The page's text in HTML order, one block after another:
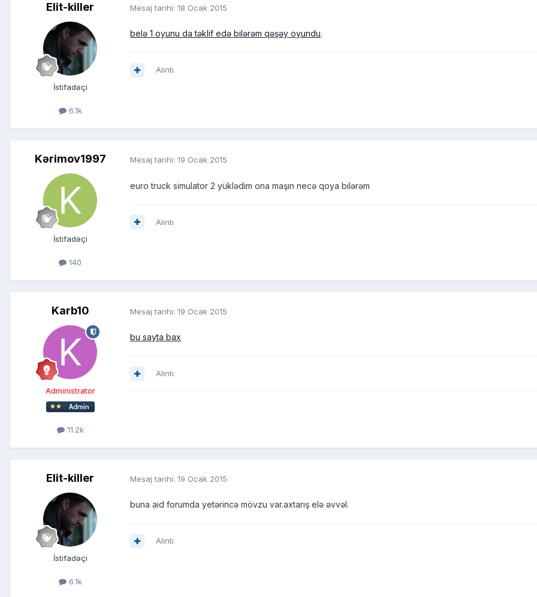
Elit-killer
İstifadəçi
6.1k
Mesaj tarihi: 18 Ocak 2015
belə 1 oyunu da təklif edə bilərəm qəşəy oyundu.
Alıntı
Kərimov1997
İstifadəçi
140
Mesaj tarihi: 19 Ocak 2015
euro truck simulator 2 yüklədim ona maşın necə qoya bilərəm
Alıntı
Karb10
Administrator
11.2k
Mesaj tarihi: 19 Ocak 2015
bu sayta bax
Alıntı
Elit-killer
İstifadəçi
6.1k
Mesaj tarihi: 19 Ocak 2015
buna aid forumda yetərincə mövzu var.axtarış elə əvvəl.
Alıntı